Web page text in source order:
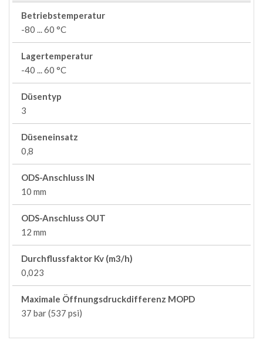
Betriebstemperatur
-80 ... 60 °C
Lagertemperatur
-40 ... 60 °C
Düsentyp
3
Düseneinsatz
0,8
ODS-Anschluss IN
10 mm
ODS-Anschluss OUT
12 mm
Durchflussfaktor Kv (m3/h)
0,023
Maximale Öffnungsdruckdifferenz MOPD
37 bar (537 psi)